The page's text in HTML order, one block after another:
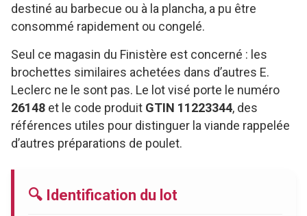
destiné au barbecue ou à la plancha, a pu être
consommé rapidement ou congelé.
Seul ce magasin du Finistère est concerné : les
brochettes similaires achetées dans d’autres E.
Leclerc ne le sont pas. Le lot visé porte le numéro
26148 et le code produit GTIN 11223344, des
références utiles pour distinguer la viande rappelée
d’autres préparations de poulet.
🔍 Identification du lot